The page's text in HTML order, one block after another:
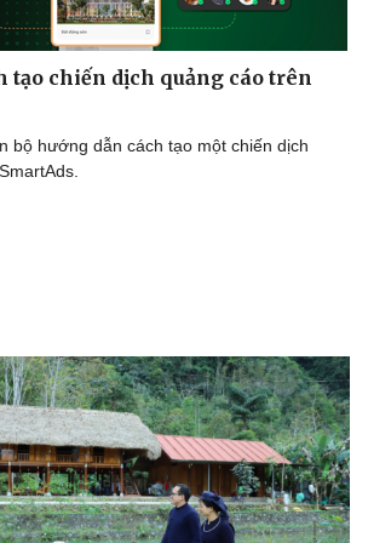
tạo chiến dịch quảng cáo trên
bộ hướng dẫn cách tạo một chiến dịch